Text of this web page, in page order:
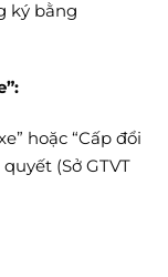
ký bằng
hoặc “Cấp đổi
(Sở GTVT